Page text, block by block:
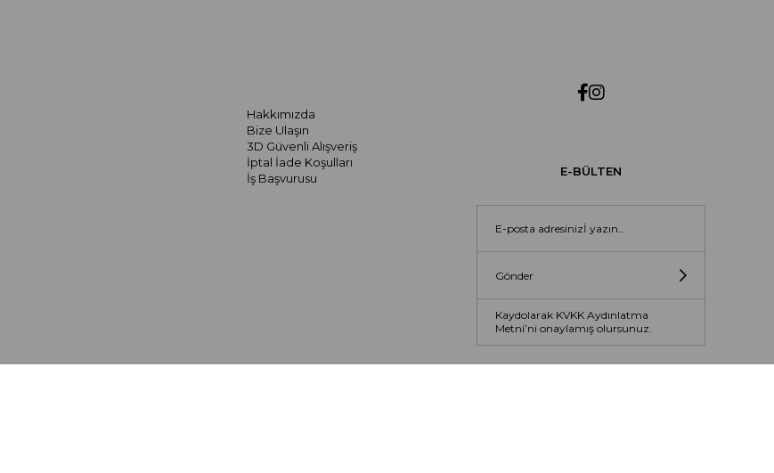
Hakkımızda
Bize Ulaşın
3D Güvenli Alışveriş
İptal İade Koşulları
İş Başvurusu
E-BÜLTEN
Gönder
Kaydolarak KVKK Aydınlatma
Metni’ni onaylamış olursunuz.